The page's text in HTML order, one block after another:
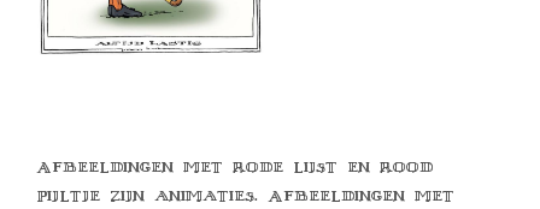
Afbeeldingen met rode lijst en rood
pijltje zijn animaties. Afbeeldingen met